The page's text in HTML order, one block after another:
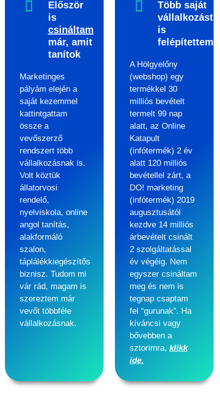
Először
is
csináltam
már, amit
tanítok
Marketinges
pályám elején a
saját kezemmel
kattintgattam
össze a
vevőszerző
rendszert több
vállalkozásnak is.
Volt köztük
állatorvosi
rendelő,
nyelviskola, online
angol tanítás,
alakformáló
szalon,
táplálékkiegészítős
biznisz. Tudom mi
vár rád, magam is
szereztem már
vevőt többféle
vállalkozásnak.
Több saját
vállalkozást
is
felépítettem
A Hölgyelőny
(webshop) egy
termékkel 30
milliós bevételt
termelt 99 nap
alatt, az Online
Katapult
(infótermék) 2 év
alatt 120 milliós
bevétellel zárt, a
DO! marketing
(infótermék) 2019
augusztusától
kezdve 14 milliós
árbevételt csinált
2 szolgáltatással
év végéig. Nem
egyszer csináltam
meg és nem is
tegnap csaptam
fel “gurunak”. Ha
kíváncsi vagy
bővebben a
sztorimra, klikk
ide.